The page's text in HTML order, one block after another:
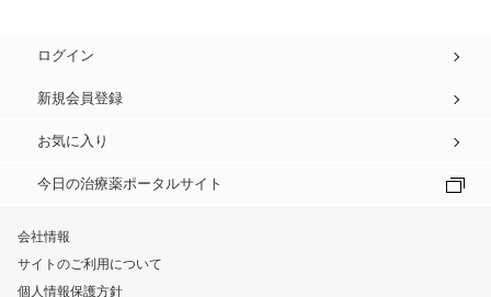
ログイン
新規会員登録
お気に入り
今日の治療薬ポータルサイト
会社情報
サイトのご利用について
個人情報保護方針